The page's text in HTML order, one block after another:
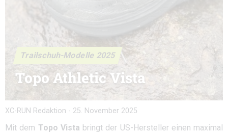
Trailschuh-Modelle 2025
Topo Athletic Vista
XC-RUN Redaktion - 25. November 2025
Mit dem Topo Vista bringt der US-Hersteller einen maximal